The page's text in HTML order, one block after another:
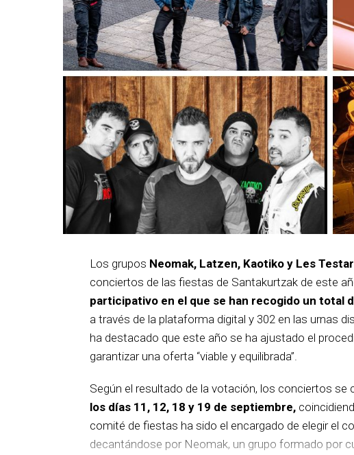
Los grupos Neomak, Latzen, Kaotiko y Les
conciertos de las fiestas de Santakurtzak de este
participativo en el que se han recogido un total
a través de la plataforma digital y 302 en las urnas
ha destacado que este año se ha ajustado el
garantizar una oferta “viable y equilibrada”.
Según el resultado de la votación, los conciertos se
los días 11, 12, 18 y 19 de septiembre,
comité de fiestas ha sido el encargado de elegir el
decantándose por Neomak, un grupo formado por